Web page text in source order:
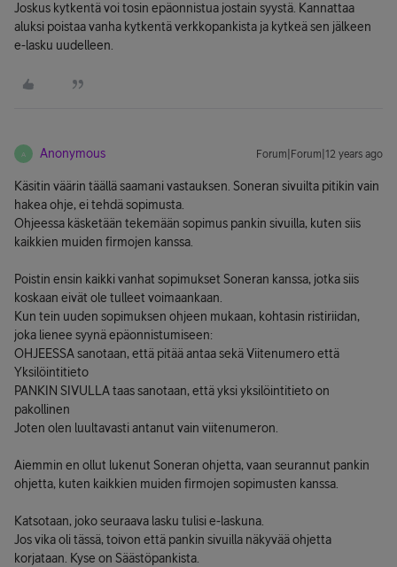
Joskus kytkentä voi tosin epäonnistua jostain syystä. Kannattaa
aluksi poistaa vanha kytkentä verkkopankista ja kytkeä sen jälkeen
e-lasku uudelleen.
A Anonymous Forum|Forum|12 years ago
Käsitin väärin täällä saamani vastauksen. Soneran sivuilta pitikin vain
hakea ohje, ei tehdä sopimusta.
Ohjeessa käsketään tekemään sopimus pankin sivuilla, kuten siis
kaikkien muiden firmojen kanssa.
Poistin ensin kaikki vanhat sopimukset Soneran kanssa, jotka siis
koskaan eivät ole tulleet voimaankaan.
Kun tein uuden sopimuksen ohjeen mukaan, kohtasin ristiriidan,
joka lienee syynä epäonnistumiseen:
OHJEESSA sanotaan, että pitää antaa sekä Viitenumero että
Yksilöintitieto
PANKIN SIVULLA taas sanotaan, että yksi yksilöintitieto on
pakollinen
Joten olen luultavasti antanut vain viitenumeron.
Aiemmin en ollut lukenut Soneran ohjetta, vaan seurannut pankin
ohjetta, kuten kaikkien muiden firmojen sopimusten kanssa.
Katsotaan, joko seuraava lasku tulisi e-laskuna.
Jos vika oli tässä, toivon että pankin sivuilla näkyvää ohjetta
korjataan. Kyse on Säästöpankista.